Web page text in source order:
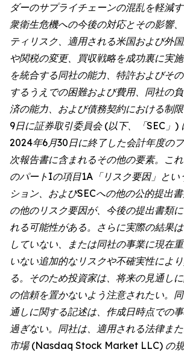
ダーのサプライチェーンの混乱を軽減
衆衛生危機への今後の対応とその影響
ティリスク、適用される米国および外
や関税の変更、買収戦略を成功裏に実
を統合する同社の能力、特許およびそ
するうえでの困難および費用、同社の
済の能力、および債務契約における制
9日に証券取引委員会 (以下、「SEC」)
2024年6月30日に終了した会計年度の
次報告書に含まれるその他の要素。こ
のパートIの項目1A「リスク要因」とい
ション、およびSECへの他の公的提出
の他のリスク要因が、今後の提出書類
れる可能性がある。さらに実際の結果
していない、または同社の事業に現在
いない追加的なリスクや不確実性によ
る。そのため投資家は、将来の見通し
の信頼を置かないよう注意されたい。
通しに関する記述は、作成日時点での
過ぎない。同社は、適用される法律ま
市場 (Nasdaq Stock Market LLC) の